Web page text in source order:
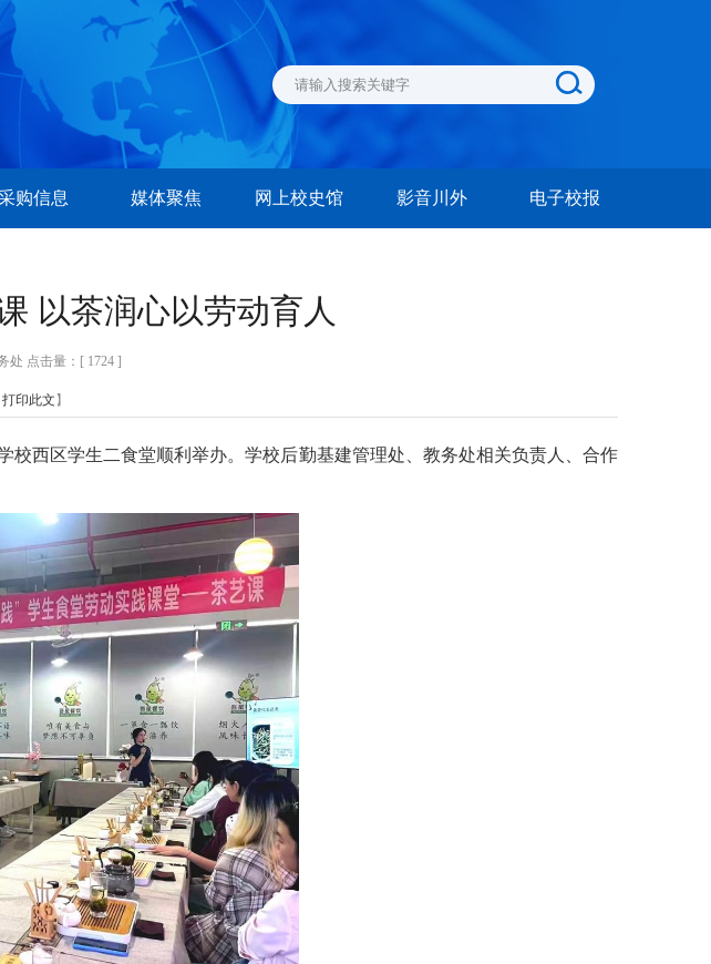
购信息 媒体聚焦 网上校史馆 影音川外 电子校报
以茶润心以劳动育人
处 点击量：[ 1724 ]
打印此文 】
校西区学生二食堂顺利举办。学校后勤基建管理处、教务处相关负责人、合作